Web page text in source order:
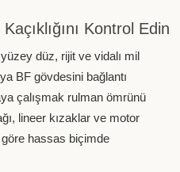
Kontrol Edin
düz, rijit ve vidalı mil
BF gövdesini bağlantı
çalışmak rulman ömrünü
lineer kızaklar ve motor
göre hassas biçimde